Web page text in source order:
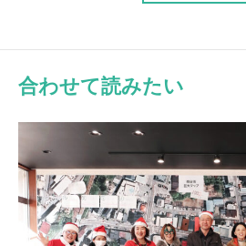
合わせて読みたい